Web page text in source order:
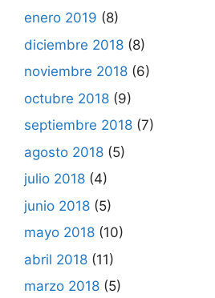
enero 2019 (8)
diciembre 2018 (8)
noviembre 2018 (6)
octubre 2018 (9)
septiembre 2018 (7)
agosto 2018 (5)
julio 2018 (4)
junio 2018 (5)
mayo 2018 (10)
abril 2018 (11)
marzo 2018 (5)